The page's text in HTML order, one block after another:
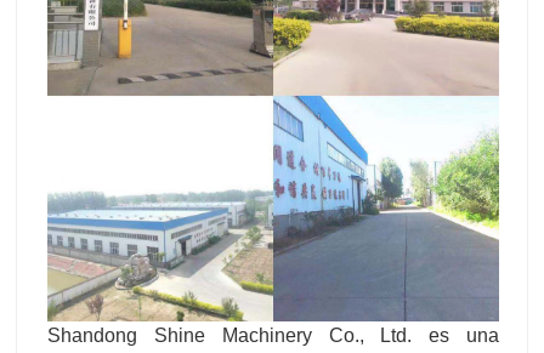
Shandong Shine Machinery Co., Ltd. es una